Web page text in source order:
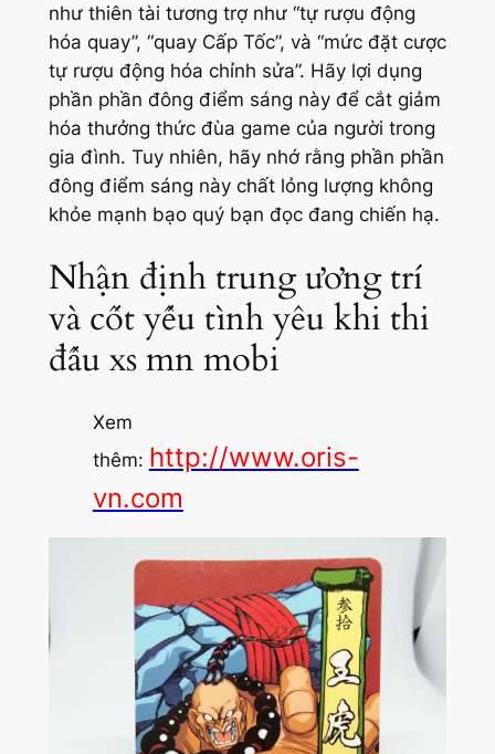
như thiên tài tương trợ như “tự rượu động
hóa quay”, “quay Cấp Tốc”, và “mức đặt cược
tự rượu động hóa chỉnh sửa”. Hãy lợi dụng
phần phần đông điểm sáng này để cắt giảm
hóa thưởng thức đùa game của người trong
gia đình. Tuy nhiên, hãy nhớ rằng phần phần
đông điểm sáng này chất lỏng lượng không
khỏe mạnh bạo quý bạn đọc đang chiến hạ.
Nhận định trung ương trí
và cốt yếu tình yêu khi thi
đấu xs mn mobi
Xem
thêm: http://www.oris-
vn.com